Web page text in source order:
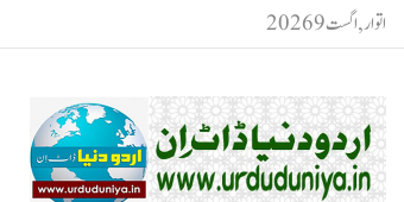
اتوار, اگست 9 2026